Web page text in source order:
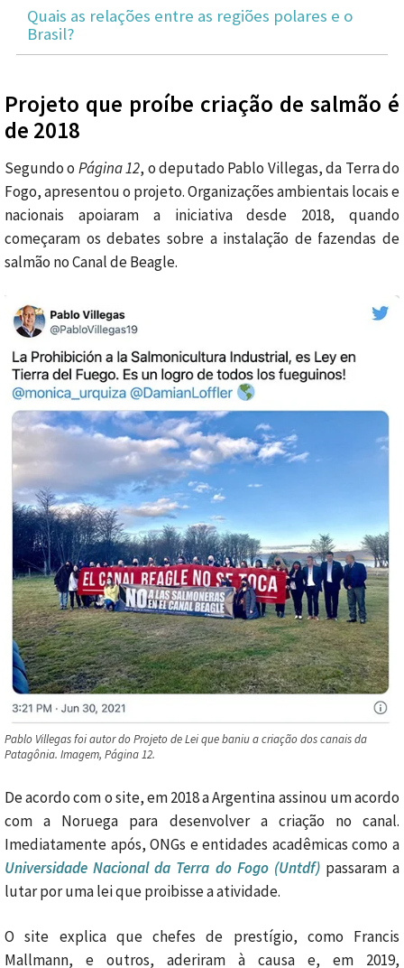
Quais as relações entre as regiões polares e o
Brasil?
Projeto que proíbe criação de salmão é
de 2018
Segundo o Página 12, o deputado Pablo Villegas, da Terra do
Fogo, apresentou o projeto. Organizações ambientais locais e
nacionais apoiaram a iniciativa desde 2018, quando
começaram os debates sobre a instalação de fazendas de
salmão no Canal de Beagle.
Pablo Villegas foi autor do Projeto de Lei que baniu a criação dos canais da
Patagônia. Imagem, Página 12.
De acordo com o site, em 2018 a Argentina assinou um acordo
com a Noruega para desenvolver a criação no canal.
Imediatamente após, ONGs e entidades acadêmicas como a
Universidade Nacional da Terra do Fogo (Untdf)passaram a
lutar por uma lei que proibisse a atividade.
O site explica que chefes de prestígio, como Francis
Mallmann, e outros, aderiram à causa e, em 2019,